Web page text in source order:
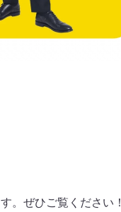
。ぜひご覧ください！